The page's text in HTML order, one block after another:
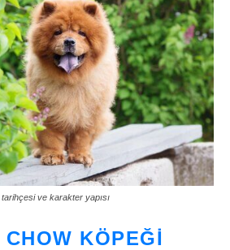
ve karakter yapısı
CHOW KÖPEĞI